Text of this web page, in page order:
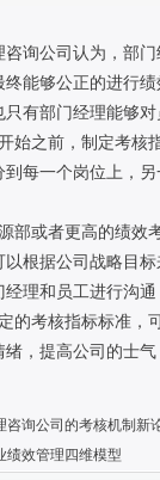
咨询公司认为，部
终能够公正的进行
只有部门经理能够
始之前，制定考核
到每一个岗位上，
部或者更高的绩效
以根据公司战略目
经理和员工进行沟
的考核指标标准，
绪，提高公司的士
咨询公司的考核机制新
绩效管理四维模型